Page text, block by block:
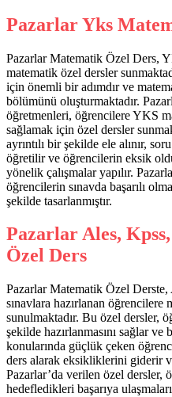
Pazarlar Yks
Pazarlar Matematik Özel Ders,
matematik özel dersler
için önemli bir adımdır ve
bölümünü oluşturmaktadır.
öğretmenleri, öğrencilere YKS
sağlamak için özel dersler
ayrıntılı bir şekilde ele alınır,
öğretilir ve öğrencilerin eksik
yönelik çalışmalar yapılır.
öğrencilerin sınavda başarılı
şekilde tasarlanmıştır.
Pazarlar Ales,
Özel Ders
Pazarlar Matematik Özel
sınavlara hazırlanan öğrencilere
sunulmaktadır. Bu özel dersler,
şekilde hazırlanmasını sağlar ve
konularında güçlük çeken
ders alarak eksikliklerini giderir
Pazarlar’da verilen özel dersler,
hedefledikleri başarıya